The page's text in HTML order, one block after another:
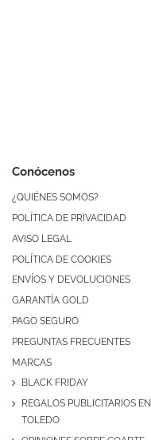
Conócenos
¿QUIÉNES SOMOS?
POLÍTICA DE PRIVACIDAD
AVISO LEGAL
POLÍTICA DE COOKIES
ENVÍOS Y DEVOLUCIONES
GARANTÍA GOLD
PAGO SEGURO
PREGUNTAS FRECUENTES
MARCAS
BLACK FRIDAY
REGALOS PUBLICITARIOS EN
TOLEDO